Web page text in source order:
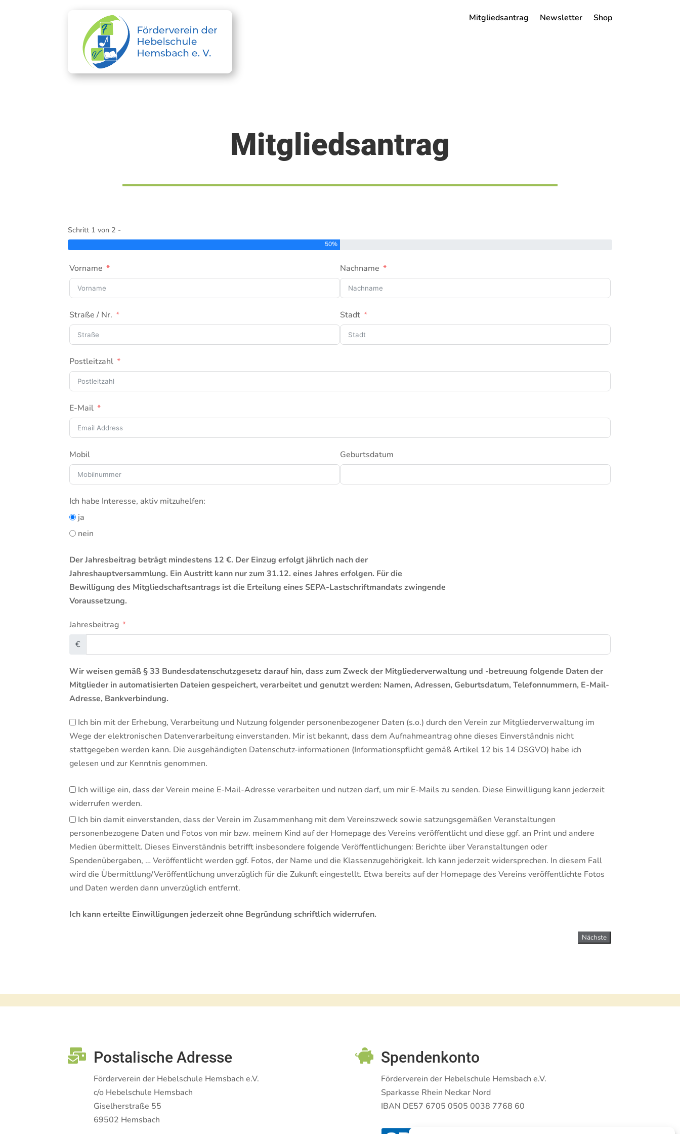
Mitgliedsantrag Newsletter Shop
Mitgliedsantrag
Schritt 1 von 2 -
50%
Vorname Nachname
Straße / Nr. Stadt
Postleitzahl
E-Mail
Mobil Geburtsdatum
Ich habe Interesse, aktiv mitzuhelfen:
ja
nein
Der Jahresbeitrag beträgt mindestens 12 €. Der Einzug erfolgt jährlich nach der
Jahreshauptversammlung. Ein Austritt kann nur zum 31.12. eines Jahres erfolgen. Für die
Bewilligung des Mitgliedschaftsantrags ist die Erteilung eines SEPA-Lastschriftmandats zwingende
Voraussetzung.
Jahresbeitrag
€
Wir weisen gemäß § 33 Bundesdatenschutzgesetz darauf hin, dass zum Zweck der Mitgliederverwaltung und -betreuung folgende Daten der
Mitglieder in automatisierten Dateien gespeichert, verarbeitet und genutzt werden: Namen, Adressen, Geburtsdatum, Telefonnummern, E-Mail-
Adresse, Bankverbindung.
Ich bin mit der Erhebung, Verarbeitung und Nutzung folgender personenbezogener Daten (s.o.) durch den Verein zur Mitgliederverwaltung im
Wege der elektronischen Datenverarbeitung einverstanden. Mir ist bekannt, dass dem Aufnahmeantrag ohne dieses Einverständnis nicht
stattgegeben werden kann. Die ausgehändigten Datenschutz-informationen (Informationspflicht gemäß Artikel 12 bis 14 DSGVO) habe ich
gelesen und zur Kenntnis genommen.
Ich willige ein, dass der Verein meine E-Mail-Adresse verarbeiten und nutzen darf, um mir E-Mails zu senden. Diese Einwilligung kann jederzeit
widerrufen werden.
Ich bin damit einverstanden, dass der Verein im Zusammenhang mit dem Vereinszweck sowie satzungsgemäßen Veranstaltungen
personenbezogene Daten und Fotos von mir bzw. meinem Kind auf der Homepage des Vereins veröffentlicht und diese ggf. an Print und andere
Medien übermittelt. Dieses Einverständnis betrifft insbesondere folgende Veröffentlichungen: Berichte über Veranstaltungen oder
Spendenübergaben, … Veröffentlicht werden ggf. Fotos, der Name und die Klassenzugehörigkeit. Ich kann jederzeit widersprechen. In diesem Fall
wird die Übermittlung/Veröffentlichung unverzüglich für die Zukunft eingestellt. Etwa bereits auf der Homepage des Vereins veröffentlichte Fotos
und Daten werden dann unverzüglich entfernt.
Ich kann erteilte Einwilligungen jederzeit ohne Begründung schriftlich widerrufen.
Nächste
 Postalische Adresse
Förderverein der Hebelschule Hemsbach e.V.
c/o Hebelschule Hemsbach
Giselherstraße 55
69502 Hemsbach
 Spendenkonto
Förderverein der Hebelschule Hemsbach e.V.
Sparkasse Rhein Neckar Nord
IBAN DE57 6705 0505 0038 7768 60